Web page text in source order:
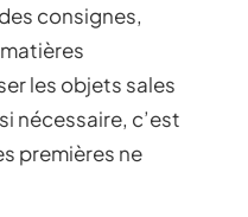
consignes,
les objets sales
nécessaire, c’est
premières ne